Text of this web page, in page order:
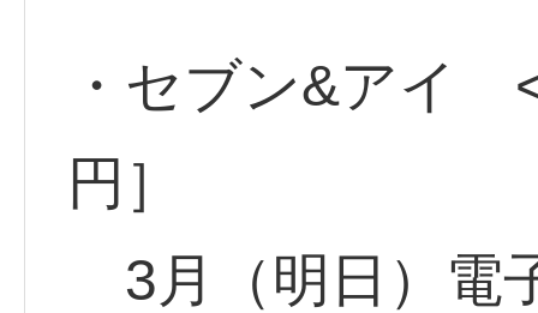
・セブン&アイ
円］
3月（明日）電